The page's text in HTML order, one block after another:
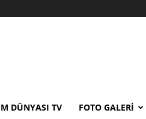
DÜNYASI TV FOTO GALERI